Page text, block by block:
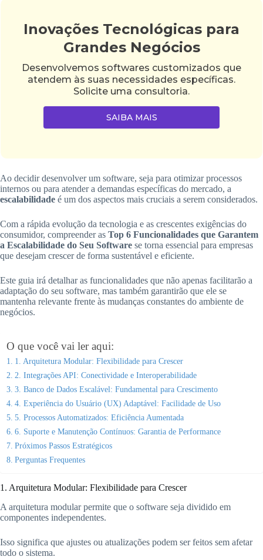
Inovações Tecnológicas para
Grandes Negócios
Desenvolvemos softwares customizados que
atendem às suas necessidades específicas.
Solicite uma consultoria.
SAIBA MAIS
Ao decidir desenvolver um software, seja para otimizar processos
internos ou para atender a demandas específicas do mercado, a
escalabilidade é um dos aspectos mais cruciais a serem considerados.
Com a rápida evolução da tecnologia e as crescentes exigências do
consumidor, compreender as Top 6 Funcionalidades que Garantem
a Escalabilidade do Seu Software se torna essencial para empresas
que desejam crescer de forma sustentável e eficiente.
Este guia irá detalhar as funcionalidades que não apenas facilitarão a
adaptação do seu software, mas também garantirão que ele se
mantenha relevante frente às mudanças constantes do ambiente de
negócios.
O que você vai ler aqui:
1. Arquitetura Modular: Flexibilidade para Crescer
2. Integrações API: Conectividade e Interoperabilidade
3. Banco de Dados Escalável: Fundamental para Crescimento
4. Experiência do Usuário (UX) Adaptável: Facilidade de Uso
5. Processos Automatizados: Eficiência Aumentada
6. Suporte e Manutenção Contínuos: Garantia de Performance
Próximos Passos Estratégicos
Perguntas Frequentes
1. Arquitetura Modular: Flexibilidade para Crescer
A arquitetura modular permite que o software seja dividido em
componentes independentes.
Isso significa que ajustes ou atualizações podem ser feitos sem afetar
todo o sistema.